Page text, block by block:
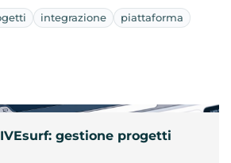
integrazione piattaforma
gestione progetti